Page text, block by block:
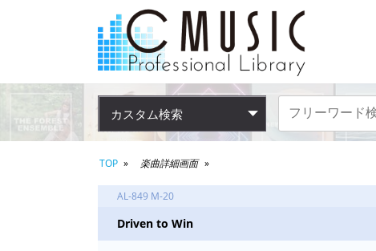
カスタム検索
TOP 楽曲詳細画面
AL-849 M-20
Driven to Win